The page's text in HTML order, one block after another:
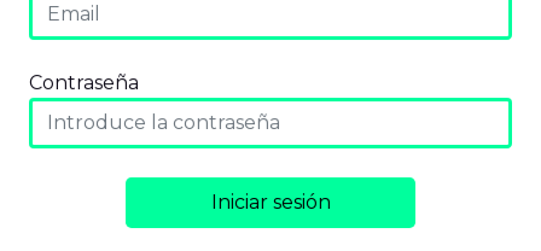
Contraseña
Iniciar sesión